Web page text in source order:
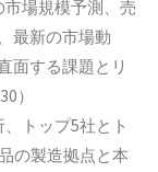
場規模予測、売
最新の市場動
面する課題とリ
）
トップ5社とト
の製造拠点と本